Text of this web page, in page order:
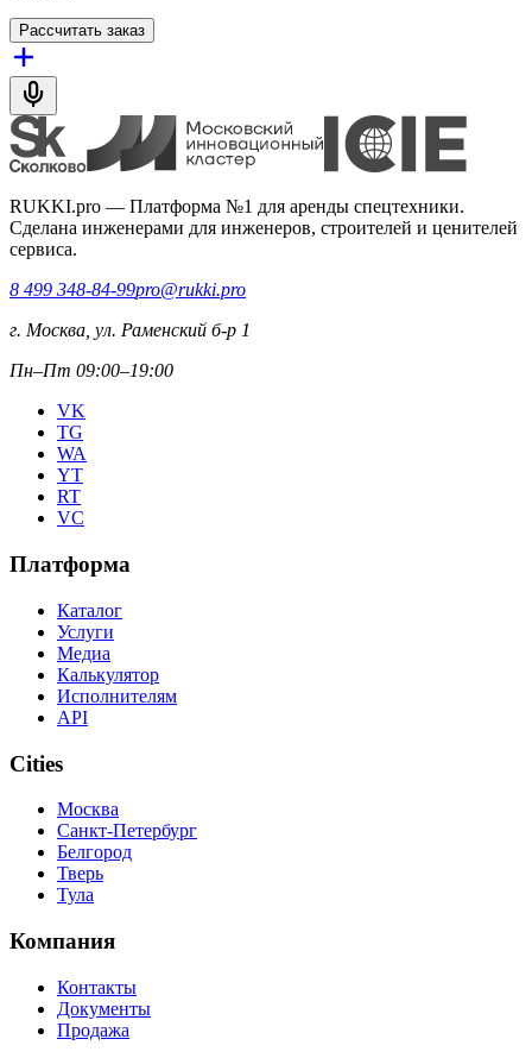
Рассчитать заказ
RUKKI.pro — Платформа №1 для аренды спецтехники.
Сделана инженерами для инженеров, строителей и ценителей
сервиса.
8 499 348-84-99pro@rukki.pro
г. Москва, ул. Раменский б-р 1
Пн–Пт 09:00–19:00
VK
TG
WA
YT
RT
VC
Платформа
Каталог
Услуги
Медиа
Калькулятор
Исполнителям
API
Cities
Москва
Санкт-Петербург
Белгород
Тверь
Тула
Компания
Контакты
Документы
Продажа